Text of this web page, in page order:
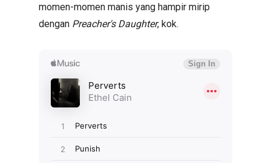
momen-momen manis yang hampir mirip
dengan Preacher's Daughter, kok.